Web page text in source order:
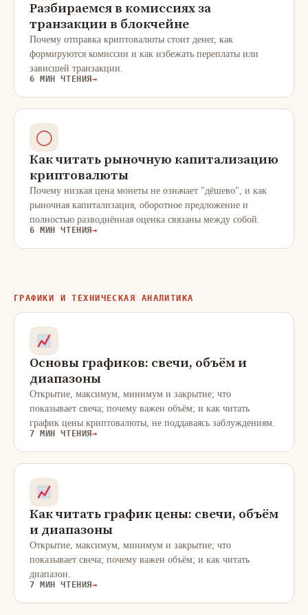
Разбираемся в комиссиях за
транзакции в блокчейне
Почему отправка криптовалюты стоит денег, как
формируются комиссии и как избежать переплаты или
зависшей транзакции.
6 МИН ЧТЕНИЯ →
◯
Как читать рыночную капитализацию
криптовалюты
Почему низкая цена монеты не означает "дёшево", и как
рыночная капитализация, оборотное предложение и
полностью разводнённая оценка связаны между собой.
6 МИН ЧТЕНИЯ →
ГРАФИКИ И ТЕХНИЧЕСКАЯ АНАЛИТИКА
Основы графиков: свечи, объём и
диапазоны
Открытие, максимум, минимум и закрытие; что
показывает свеча; почему важен объём; и как читать
график цены криптовалюты, не поддаваясь заблуждениям.
7 МИН ЧТЕНИЯ →
Как читать график цены: свечи, объём
и диапазоны
Открытие, максимум, минимум и закрытие; что
показывает свеча; почему важен объём; и как читать
диапазон.
7 МИН ЧТЕНИЯ →